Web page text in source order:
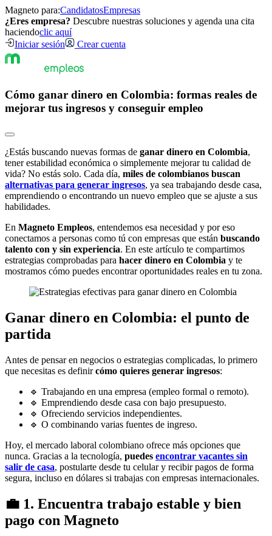
Magneto para:CandidatosEmpresas
¿Eres empresa? Descubre nuestras soluciones y agenda una cita
haciendoclic aquí
Iniciar sesión
Crear cuenta
Cómo ganar dinero en Colombia: formas reales de
mejorar tus ingresos y conseguir empleo
¿Estás buscando nuevas formas de ganar dinero en Colombia,
tener estabilidad económica o simplemente mejorar tu calidad de
vida? No estás solo. Cada día, miles de colombianos buscan
alternativas para generar ingresos, ya sea trabajando desde casa,
emprendiendo o encontrando un nuevo empleo que se ajuste a sus
habilidades.
En Magneto Empleos, entendemos esa necesidad y por eso
conectamos a personas como tú con empresas que están buscando
talento con y sin experiencia. En este artículo te compartimos
estrategias comprobadas para hacer dinero en Colombia y te
mostramos cómo puedes encontrar oportunidades reales en tu zona.
Ganar dinero en Colombia: el punto de
partida
Antes de pensar en negocios o estrategias complicadas, lo primero
que necesitas es definircómo quieres generar ingresos:
🔹 Trabajando en una empresa (empleo formal o remoto).
🔹 Emprendiendo desde casa con bajo presupuesto.
🔹 Ofreciendo servicios independientes.
🔹 O combinando varias fuentes de ingreso.
Hoy, el mercado laboral colombiano ofrece más opciones que
nunca. Gracias a la tecnología, puedes encontrar vacantes sin
salir de casa, postularte desde tu celular y recibir pagos de forma
segura, incluso en dólares si trabajas con empresas internacionales.
💼 1. Encuentra trabajo estable y bien
pago con Magneto